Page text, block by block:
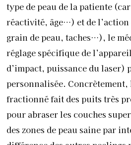
type de peau de la patiente
réactivité, âge…) et de
grain de peau, taches…), le
réglage spécifique de
d’impact, puissance du
personnalisée.
fractionné fait des puits très
pour abraser les couches
des zones de peau saine par